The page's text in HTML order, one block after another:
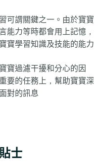
可謂關鍵之一。由於寶寶
能力等時都會用上記憶，
寶學習知識及技能的能力
寶過濾干擾和分心的因
要的任務上，幫助寶寶深
對的訊息
士